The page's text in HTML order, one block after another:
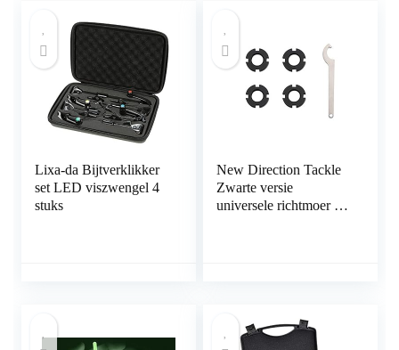
Lixa-da Bijtverklikker
set LED viszwengel 4
stuks
New Direction Tackle
Zwarte versie
universele richtmoer (4